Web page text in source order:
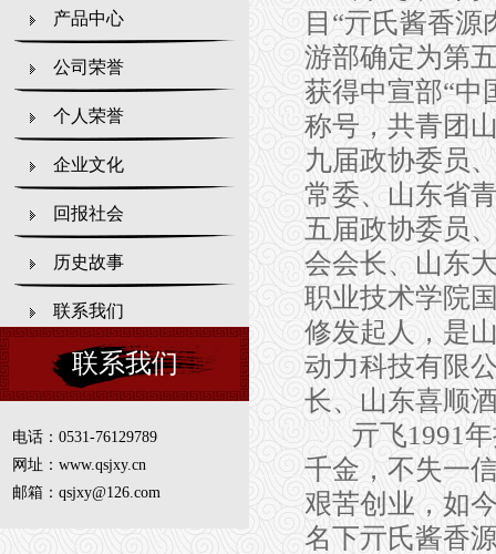
产品中心
公司荣誉
个人荣誉
企业文化
回报社会
历史故事
联系我们
联系我们
电话：0531-76129789
网址：www.qsjxy.cn
邮箱：qsjxy@126.com
目 “亓氏酱香源
游部确定为第
获得中宣部“中
称号 ，共青团
九届政协委员
常委、 山东省
五届政协委员
会会长、山东
职业技术学院
修发起人 ， 是
动力科技有限
长、山东喜顺
亓飞1991
千金，不失一
艰苦创业，如
名下亓氏酱香